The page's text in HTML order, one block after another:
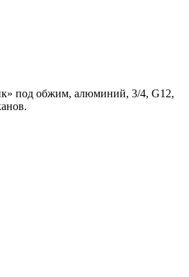
под обжим, алюминий, 3/4, G12,